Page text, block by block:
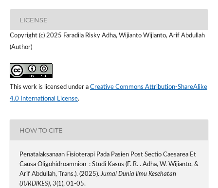
LICENSE
Copyright (c) 2025 Faradila Risky Adha, Wijianto Wijianto, Arif Abdullah
(Author)
This work is licensed under a Creative Commons Attribution-ShareAlike
4.0 International License.
HOW TO CITE
Penatalaksanaan Fisioterapi Pada Pasien Post Sectio Caesarea Et
Causa Oligohidroamnion : Studi Kasus (F. R. . Adha, W. Wijianto, &
Arif Abdullah, Trans.). (2025).Jurnal Dunia Ilmu Kesehatan
(JURDIKES), 3(1), 01-05.